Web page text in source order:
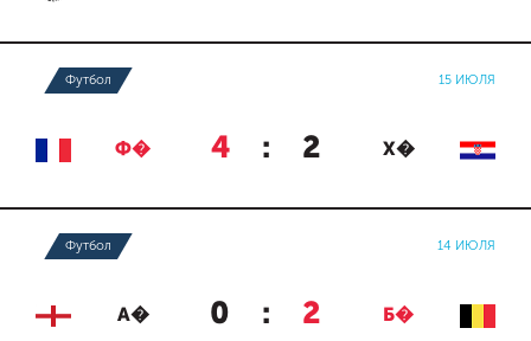
Футбол 15 ИЮЛЯ
Ф� 4 : 2 Х�
Футбол 14 ИЮЛЯ
А� 0 : 2 Б�